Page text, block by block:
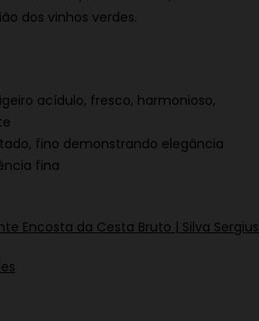
dos vinhos verdes.
acídulo, fresco, harmonioso,
fino demonstrando elegância
fina
Encosta da Cesta Bruto | Silva Sergius